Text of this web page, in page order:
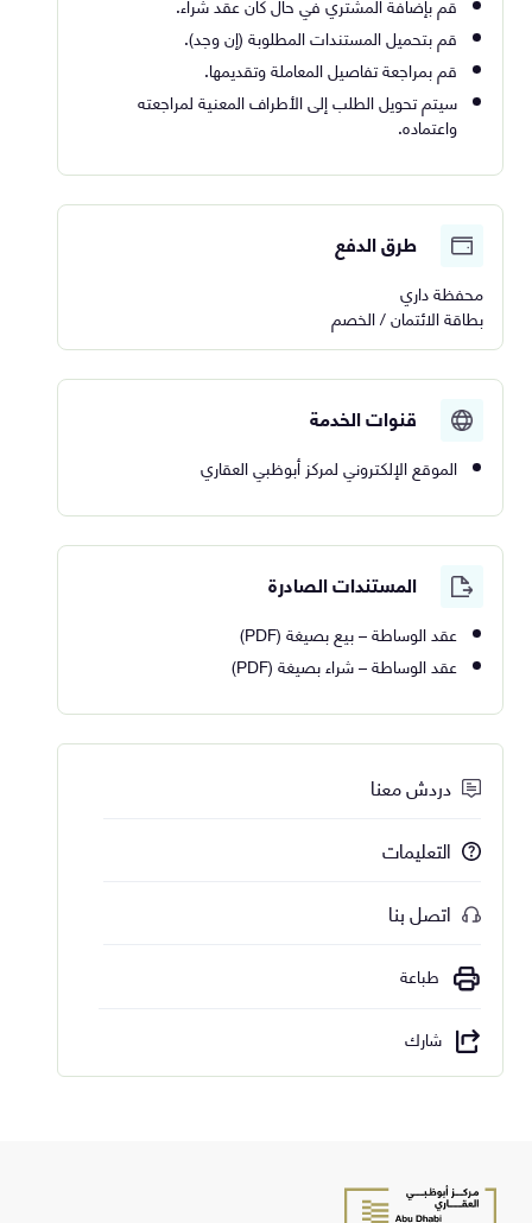
قم بتحميل المستندات المطلوبة (إن وجد).
قم بمراجعة تفاصيل المعاملة وتقديمها.
سيتم تحويل الطلب إلى الأطراف المعنية لمراجعته
واعتماده.
طرق الدفع
محفظة داري
بطاقة الائتمان / الخصم
قنوات الخدمة
الموقع الإلكتروني لمركز أبوظبي العقاري
المستندات الصادرة
عقد الوساطة – بيع بصيغة (PDF)
عقد الوساطة – شراء بصيغة (PDF)
دردش معنا
التعليمات
اتصل بنا
طباعة
شارك